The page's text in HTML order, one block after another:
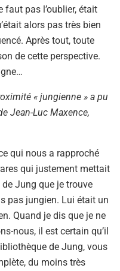
pas l’oublier, était
alors pas très bien
Après tout, toute
de cette perspective.
« jungienne » a pu
Jean-Luc Maxence,
qui nous a rapproché
qui justement mettait
Jung que je trouve
pas jungien. Lui était un
Quand je dis que je ne
nous, il est certain qu’il
de Jung, vous
du moins très